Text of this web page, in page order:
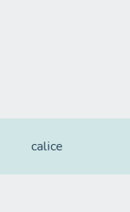
calice